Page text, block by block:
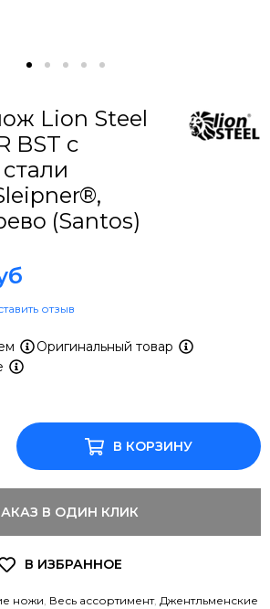
Lion Steel
BST c
(Santos)
отзыв
Оригинальный товар
В КОРЗИНУ
В ОДИН КЛИК
ножи, Весь ассортимент, Джентльменские